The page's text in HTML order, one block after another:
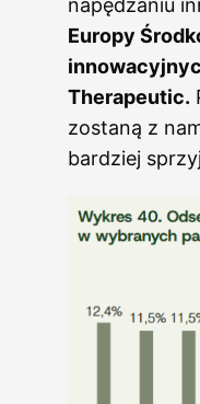
napędzaniu
Europy
Therapeutic.
zostaną z
bardziej